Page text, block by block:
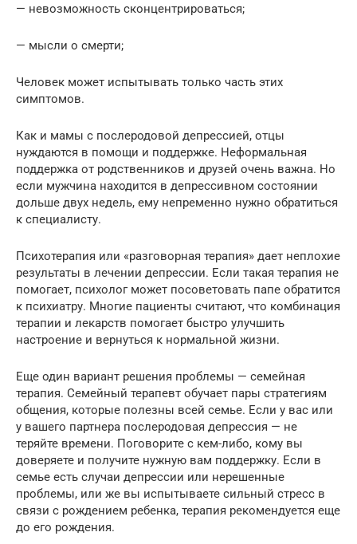
— невозможность сконцентрироваться;
— мысли о смерти;
Человек может испытывать только часть этих
симптомов.
Как и мамы с послеродовой депрессией, отцы
нуждаются в помощи и поддержке. Неформальная
поддержка от родственников и друзей очень важна. Но
если мужчина находится в депрессивном состоянии
дольше двух недель, ему непременно нужно обратиться
к специалисту.
Психотерапия или «разговорная терапия» дает неплохие
результаты в лечении депрессии. Если такая терапия не
помогает, психолог может посоветовать папе обратится
к психиатру. Многие пациенты считают, что комбинация
терапии и лекарств помогает быстро улучшить
настроение и вернуться к нормальной жизни.
Еще один вариант решения проблемы — семейная
терапия. Семейный терапевт обучает пары стратегиям
общения, которые полезны всей семье. Если у вас или
у вашего партнера послеродовая депрессия — не
теряйте времени. Поговорите с кем-либо, кому вы
доверяете и получите нужную вам поддержку. Если в
семье есть случаи депрессии или нерешенные
проблемы, или же вы испытываете сильный стресс в
связи с рождением ребенка, терапия рекомендуется еще
до его рождения.